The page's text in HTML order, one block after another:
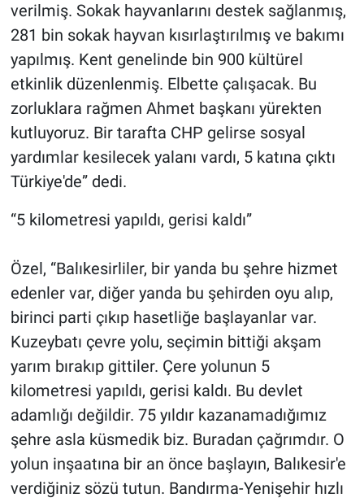
verilmiş. Sokak hayvanlarını destek sağlanmış,
281 bin sokak hayvan kısırlaştırılmış ve bakımı
yapılmış. Kent genelinde bin 900 kültürel
etkinlik düzenlenmiş. Elbette çalışacak. Bu
zorluklara rağmen Ahmet başkanı yürekten
kutluyoruz. Bir tarafta CHP gelirse sosyal
yardımlar kesilecek yalanı vardı, 5 katına çıktı
Türkiye'de” dedi.
“5 kilometresi yapıldı, gerisi kaldı”
Özel, “Balıkesirliler, bir yanda bu şehre hizmet
edenler var, diğer yanda bu şehirden oyu alıp,
birinci parti çıkıp hasetliğe başlayanlar var.
Kuzeybatı çevre yolu, seçimin bittiği akşam
yarım bırakıp gittiler. Çere yolunun 5
kilometresi yapıldı, gerisi kaldı. Bu devlet
adamlığı değildir. 75 yıldır kazanamadığımız
şehre asla küsmedik biz. Buradan çağrımdır. O
yolun inşaatına bir an önce başlayın, Balıkesir'e
verdiğiniz sözü tutun. Bandırma-Yenişehir hızlı